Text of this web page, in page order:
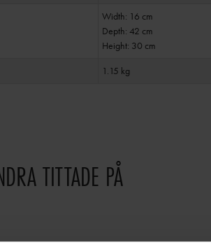
Width: 16 cm
Depth: 42 cm
Height: 30 cm
1.15 kg
TITTADE PÅ